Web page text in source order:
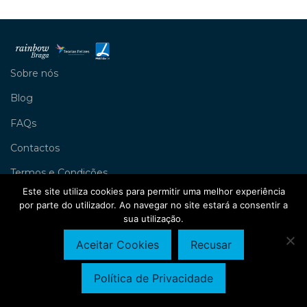
Sobre nós
Blog
FAQs
Contactos
Termos e Condições
Livro de Reclamações
Rainbow Braga
Este site utiliza cookies para permitir uma melhor experiência
por parte do utilizador. Ao navegar no site estará a consentir a
sua utilização.
Aceitar Cookies Recusar
Política de Privacidade